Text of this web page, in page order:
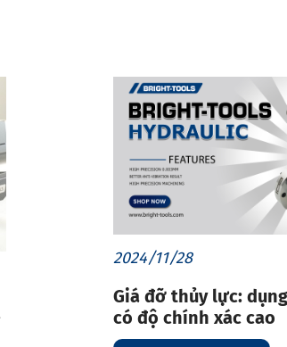
2024/11/28
Giá đỡ thủy lực:
có độ chính xác cao